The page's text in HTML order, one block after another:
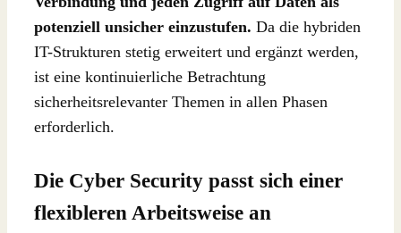
potenziell unsicher einzustufen. Da die hybriden
IT-Strukturen stetig erweitert und ergänzt werden,
ist eine kontinuierliche Betrachtung
sicherheitsrelevanter Themen in allen Phasen
erforderlich.
Die Cyber Security passt sich einer
flexibleren Arbeitsweise an